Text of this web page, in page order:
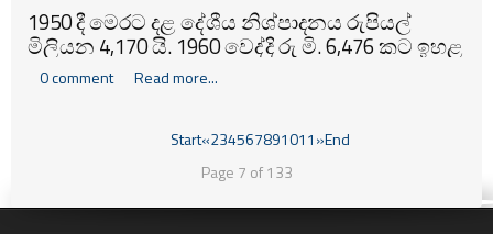
1950 දී මෙරට දළ දේශීය නිශ්පාදනය රුපියල්
මිලියන 4,170 යි. 1960 වෙද්දි රු මි. 6,476 කට ඉහළ
නැග්ගා. මෑත කාලය පුරා මේ අගය රුපියල් බිලියන
0 comment Read more...
Start«234567891011»End
Page 7 of 133